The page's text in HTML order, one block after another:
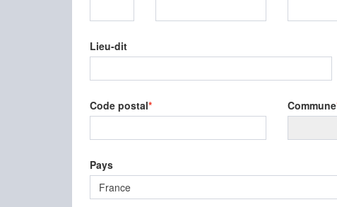
Lieu-dit
Code postal Commune
Pays
France